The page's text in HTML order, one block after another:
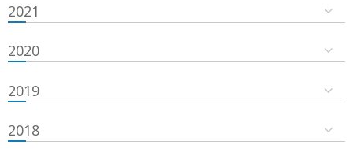
2021
2020
2019
2018